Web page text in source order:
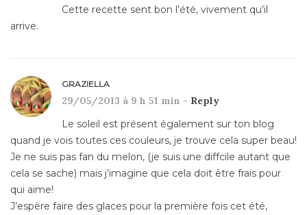
Cette recette sent bon l’été, vivement qu’il
arrive.
GRAZIELLA
29/05/2013 à 9 h 51 min - Reply
Le soleil est présent également sur ton blog
quand je vois toutes ces couleurs, je trouve cela super beau!
Je ne suis pas fan du melon, (je suis une diffcile autant que
cela se sache) mais j’imagine que cela doit être frais pour
qui aime!
J’espère faire des glaces pour la première fois cet été,